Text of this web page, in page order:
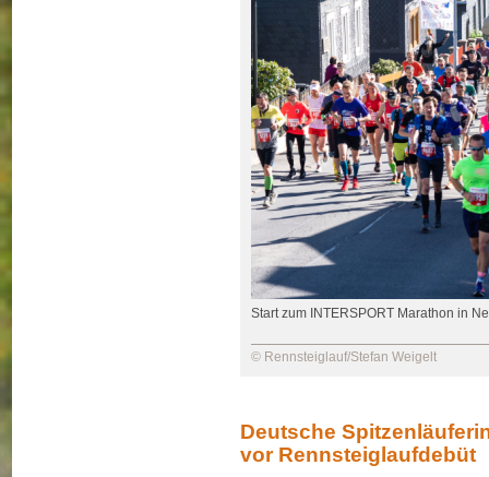
Start zum INTERSPORT Marathon in
© Rennsteiglauf/Stefan Weigelt
Deutsche
vor Rennsteiglaufdebüt